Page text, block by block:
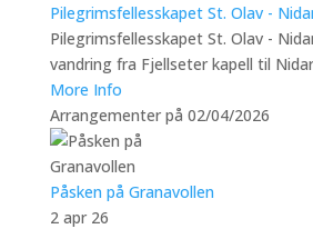
Pilegrimsfellesskapet St. Olav -
Pilegrimsfellesskapet St. Olav -
vandring fra Fjellseter kapell til
More Info
Arrangementer på 02/04/2026
Påsken på Granavollen
2 apr 26